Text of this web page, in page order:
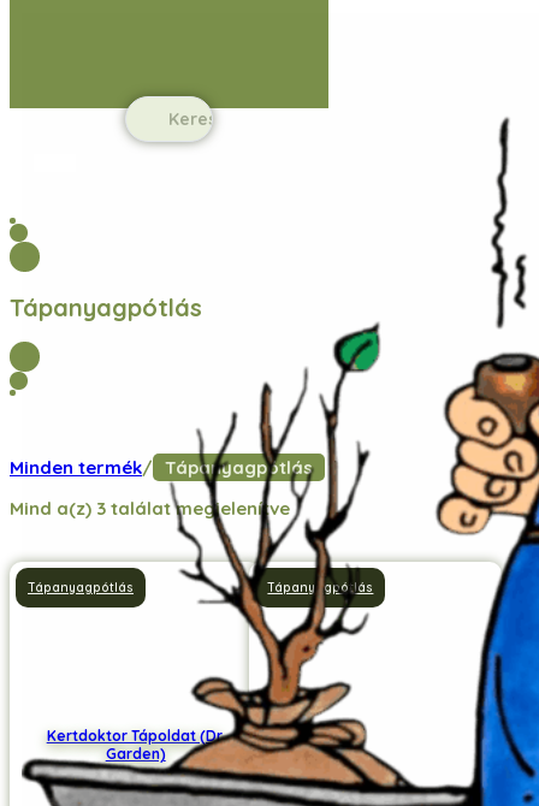
Search
...
Tápanyagpótlás
Minden termék/ Tápanyagpótlás
Mind a(z) 3 találat megjelenítve
Kertdoktor Tápoldat (Dr.
Garden)
Tápanyagpótlás
Humus FW
Tápanyagpótlás